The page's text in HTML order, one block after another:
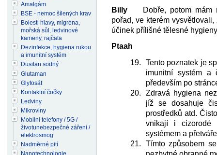
Billy
Dobře, potom
pořad, ve kterém
účinek přílišné tělesné
Ptaah
Tento poznatek je
imunitní systém a
především po
Zdravá hygiena
jíž se dosahuje
prostředků atd.
vnikají i cizorodé
systémem a
Tímto způsobem
Amalgám
BSE - nemoc šílených krav
Bolesti hlavy, migréna,
mořská sůl, ledvinové
kameny, rajčata
Dezinfekce, hygiena rukou
a imunitní systém
Dusitan sodný
Glutaman
Glyfosát
Kontaktní čočky
Ledviny
Mikrovlny
Mobilní telefony / 5G /
životunebezpečné záření /
elektrosmog
Nadměrné pití